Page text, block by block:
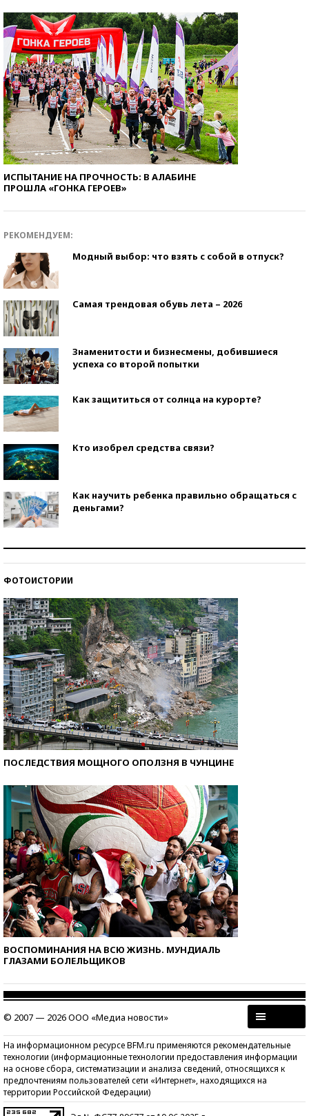
ИСПЫТАНИЕ НА ПРОЧНОСТЬ: В АЛАБИНЕ
ПРОШЛА «ГОНКА ГЕРОЕВ»
РЕКОМЕНДУЕМ:
Модный выбор: что взять с собой в отпуск?
Самая трендовая обувь лета – 2026
Знаменитости и бизнесмены, добившиеся
успеха со второй попытки
Как защититься от солнца на курорте?
Кто изобрел средства связи?
Как научить ребенка правильно обращаться с
деньгами?
ФОТОИСТОРИИ
ПОСЛЕДСТВИЯ МОЩНОГО ОПОЛЗНЯ В ЧУНЦИНЕ
ВОСПОМИНАНИЯ НА ВСЮ ЖИЗНЬ. МУНДИАЛЬ
ГЛАЗАМИ БОЛЕЛЬЩИКОВ
© 2007 — 2026 ООО «Медиа новости»
На информационном ресурсе BFM.ru применяются рекомендательные
технологии (информационные технологии предоставления информации
на основе сбора, систематизации и анализа сведений, относящихся к
предпочтениям пользователей сети «Интернет», находящихся на
территории Российской Федерации)